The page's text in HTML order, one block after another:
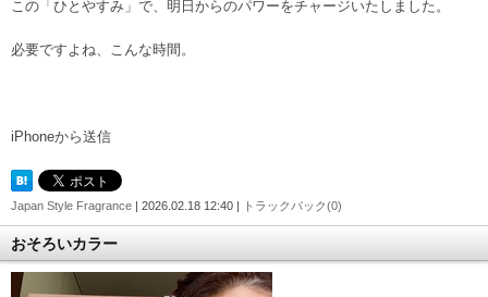
この「ひとやすみ」で、明日からのパワーをチャージいたしました。
必要ですよね、こんな時間。
iPhoneから送信
Japan Style Fragrance | 2026.02.18 12:40 | トラックバック(0)
おそろいカラー